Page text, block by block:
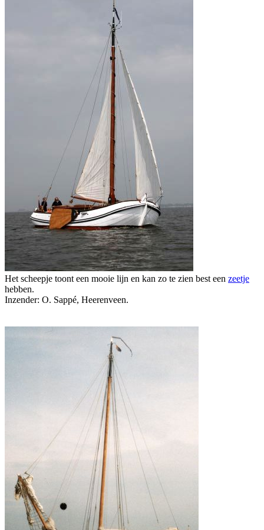
Het scheepje toont een mooie lijn en kan zo te zien best een zeetje
hebben.
Inzender: O. Sappé, Heerenveen.